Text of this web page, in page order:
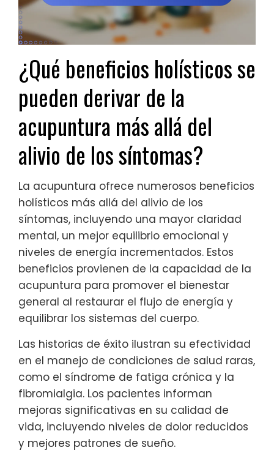
¿Qué beneficios holísticos se
pueden derivar de la
acupuntura más allá del
alivio de los síntomas?
La acupuntura ofrece numerosos beneficios
holísticos más allá del alivio de los
síntomas, incluyendo una mayor claridad
mental, un mejor equilibrio emocional y
niveles de energía incrementados. Estos
beneficios provienen de la capacidad de la
acupuntura para promover el bienestar
general al restaurar el flujo de energía y
equilibrar los sistemas del cuerpo.
Las historias de éxito ilustran su efectividad
en el manejo de condiciones de salud raras,
como el síndrome de fatiga crónica y la
fibromialgia. Los pacientes informan
mejoras significativas en su calidad de
vida, incluyendo niveles de dolor reducidos
y mejores patrones de sueño.